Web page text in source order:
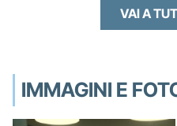
VAI A
IMMAGINI E